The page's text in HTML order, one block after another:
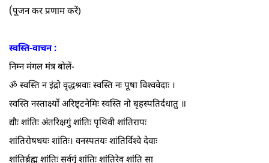
(पूजन कर प्रणाम करें)
स्वस्ति-वाचन :
निम्न मंगल मंत्र बोलें-
ॐ स्वस्ति न इंद्रो वृद्धश्रवाः स्वस्ति नः पूषा विश्ववेदाः ।
स्वस्ति नस्तार्क्ष्यो अरिष्ट्टनेमिः स्वस्ति नो बृहस्पतिर्दधातु ॥
द्यौः शांतिः अंतरिक्षगुं शांतिः पृथिवी शांतिरापः
शांतिरोषधयः शांतिः। वनस्पतयः शांतिर्विश्वे देवाः
शांतिर्ब्रह्म शांतिः सर्वगुं शांतिः शांतिरेव शांति सा